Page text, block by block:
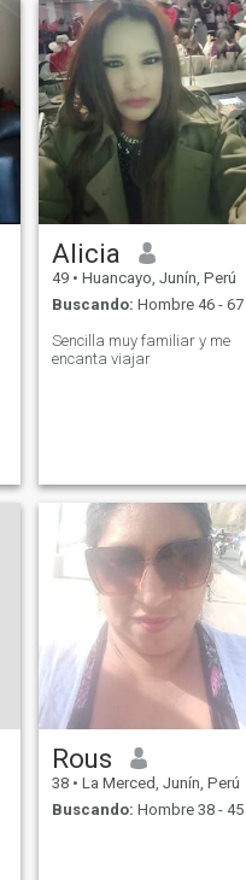
Alicia
49 • Huancayo, Junín, Perú
Buscando: Hombre 46 - 67
Sencilla muy familiar y me
encanta viajar
Rous
38 • La Merced, Junín, Perú
Buscando: Hombre 38 - 45